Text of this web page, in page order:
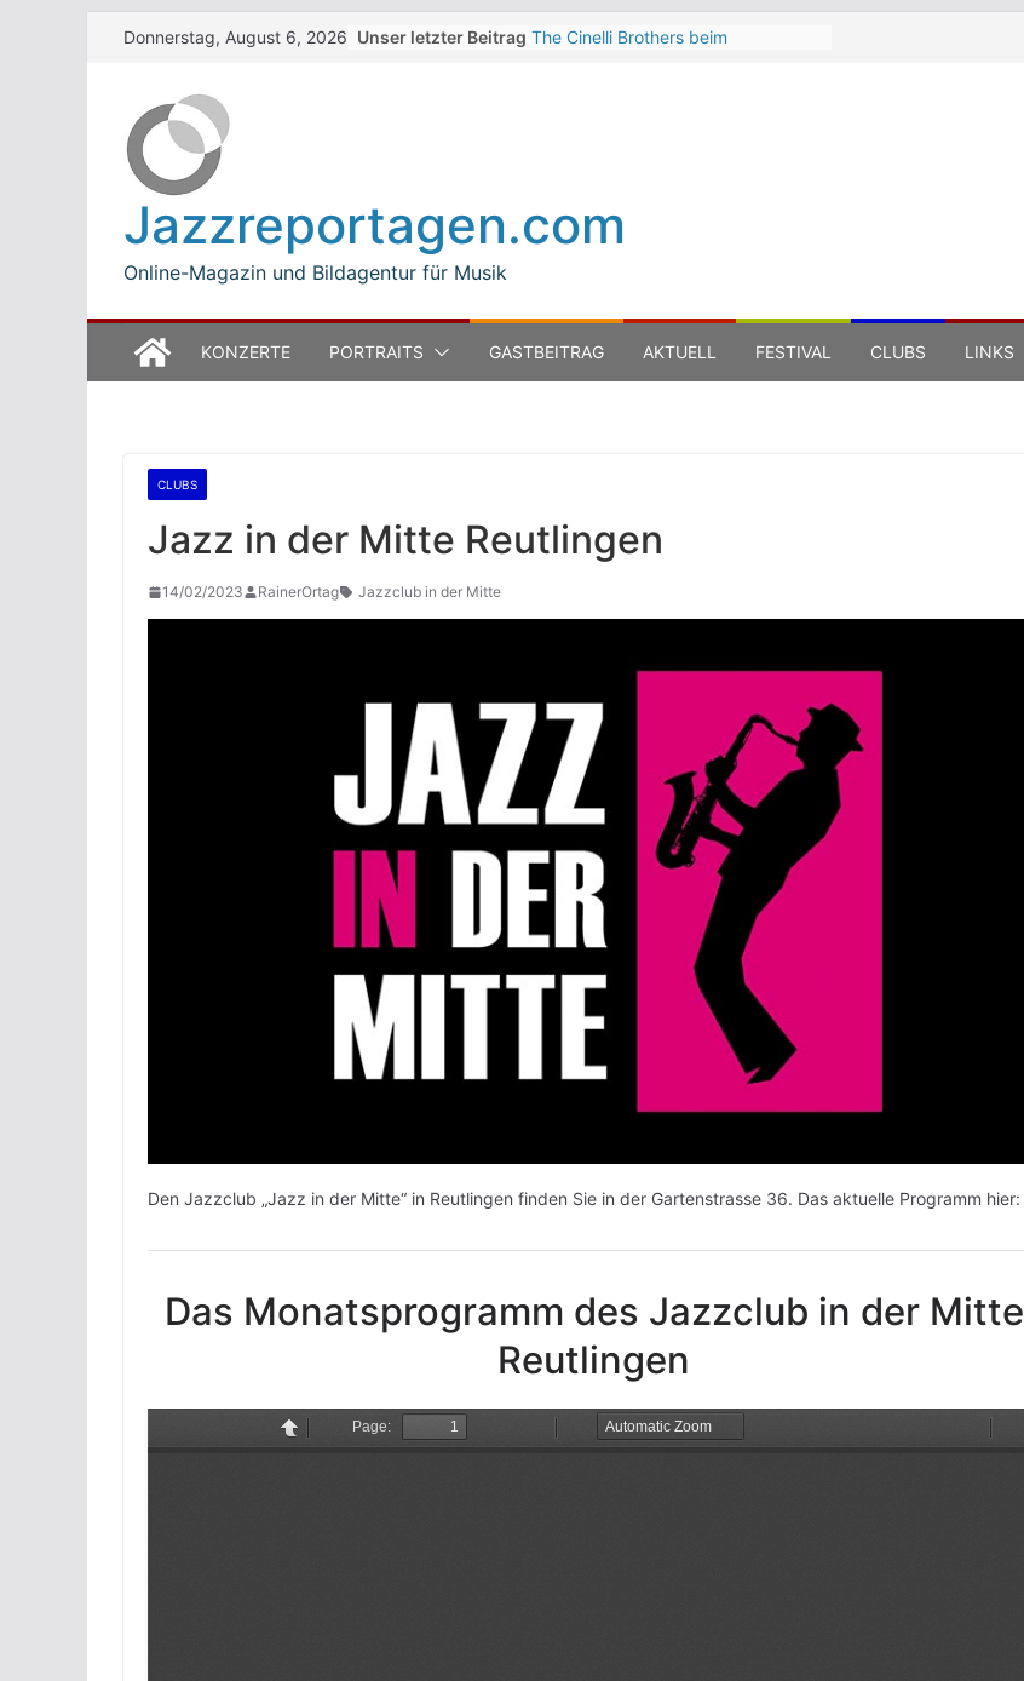
SkipDonnerstag, August 6, 2026 Unser letzter Beitrag The Cinelli Brothers beim
Open Ludwigsburg 2026
Jazzreportagen.com
Online-Magazin und Bildagentur für Musik
KONZERTE PORTRAITS GASTBEITRAG AKTUELL FESTIVAL CLUBS LINKS
CLUBS
Jazz in der Mitte Reutlingen
14/02/2023 RainerOrtag Jazzclub in der Mitte
Den Jazzclub „Jazz in der Mitte“ in Reutlingen finden Sie in der Gartenstrasse 36. Das aktuelle Programm hier:
Das Monatsprogramm des Jazzclub in der Mitte
Reutlingen